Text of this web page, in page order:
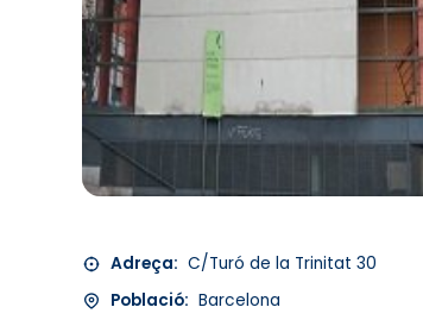
Adreça: C/Turó de la Trinitat 30
Població: Barcelona